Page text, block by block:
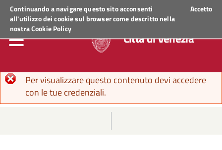
Continuando a navigare questo sito acconsenti
all'utilizzo dei cookie sul browser come descritto nella
nostraCookie Policy
Accetto
Regione Veneto ACCEDI AI SERVIZI
Città di Venezia
Messaggio di errore
Per visualizzare questo contenuto devi accedere
con le tue credenziali.